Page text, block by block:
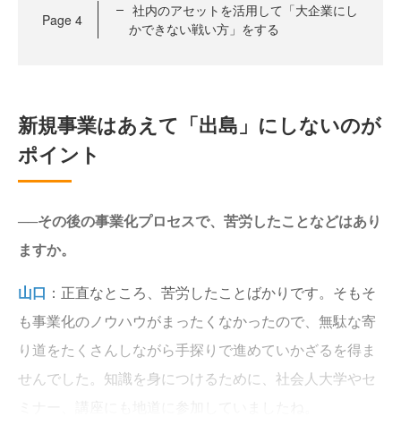
Page 4
社内のアセットを活用して「大企業にし
かできない戦い方」をする
新規事業はあえて「出島」にしないのが
ポイント
──その後の事業化プロセスで、苦労したことなどはあり
ますか。
山口 ：正直なところ、苦労したことばかりです。そもそ
も事業化のノウハウがまったくなかったので、無駄な寄
り道をたくさんしながら手探りで進めていかざるを得ま
せんでした。知識を身につけるために、社会人大学やセ